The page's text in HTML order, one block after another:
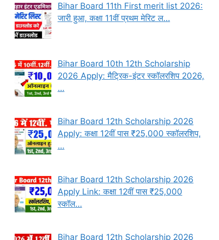
Bihar Board 11th First merit list 2026:
जारी हुआ, कक्षा 11वीं प्रथम मेरिट ल…
Bihar Board 10th 12th Scholarship
2026 Apply: मैट्रिक-इंटर स्कॉलरशिप 2026,
…
Bihar Board 12th Scholarship 2026
Apply: कक्षा 12वीं पास ₹25,000 स्कॉलरशिप,
…
Bihar Board 12th Scholarship 2026
Apply Link: कक्षा 12वीं पास ₹25,000
स्कॉल…
Bihar Board 12th Scholarship 2026